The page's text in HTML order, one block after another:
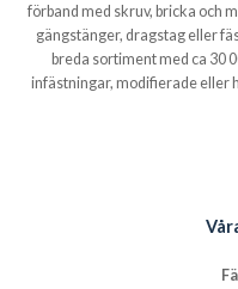
förband med skruv, bricka och
gängstänger, dragstag eller
breda sortiment med ca 30
infästningar, modifierade eller